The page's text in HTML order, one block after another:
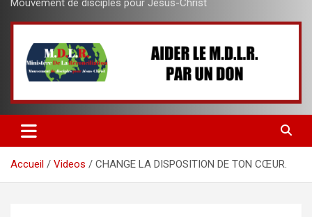
Mouvement de disciples pour Jésus-Christ
Accueil Videos CHANGE LA DISPOSITION DE TON CŒUR.